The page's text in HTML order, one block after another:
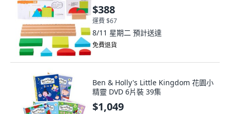
$388
運費 $67
8/11 星期二 預計送達
免費退貨
Ben & Holly's Little Kingdom 花園小
精靈 DVD 6片裝 39集
$1,049